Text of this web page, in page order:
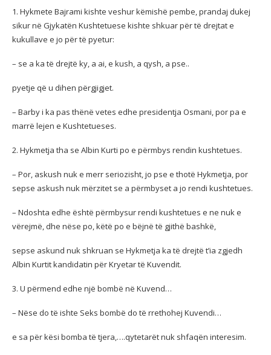
1. Hykmete Bajrami kishte veshur këmishë pembe, prandaj dukej
sikur në Gjykatën Kushtetuese kishte shkuar për të drejtat e
kukullave e jo për të pyetur:
– se a ka të drejtë ky, a ai, e kush, a qysh, a pse..
pyetje që u dihen përgjigjet.
– Barby i ka pas thënë vetes edhe presidentja Osmani, por pa e
marrë lejen e Kushtetueses.
2. Hykmetja tha se Albin Kurti po e përmbys rendin kushtetues.
– Por, askush nuk e merr seriozisht, jo pse e thotë Hykmetja, por
sepse askush nuk mërzitet se a përmbyset a jo rendi kushtetues.
– Ndoshta edhe është përmbysur rendi kushtetues e ne nuk e
vërejmë, dhe nëse po, këtë po e bëjnë të gjithë bashkë,
sepse askund nuk shkruan se Hykmetja ka të drejtë t’ia zgjedh
Albin Kurtit kandidatin për Kryetar të Kuvendit.
3. U përmend edhe një bombë në Kuvend…
– Nëse do të ishte Seks bombë do të rrethohej Kuvendi…
e sa për kësi bomba të tjera,….qytetarët nuk shfaqën interesim.